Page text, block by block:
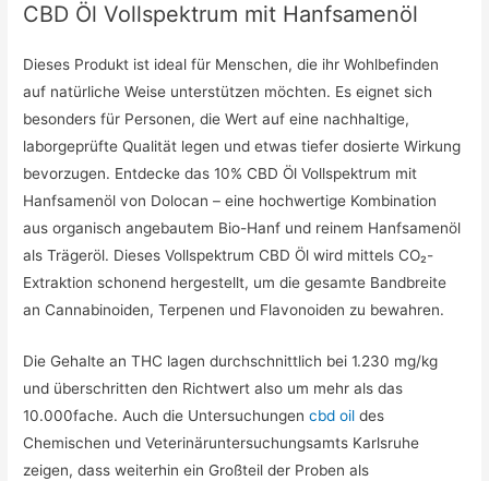
CBD Öl Vollspektrum mit Hanfsamenöl
Dieses Produkt ist ideal für Menschen, die ihr Wohlbefinden
auf natürliche Weise unterstützen möchten. Es eignet sich
besonders für Personen, die Wert auf eine nachhaltige,
laborgeprüfte Qualität legen und etwas tiefer dosierte Wirkung
bevorzugen. Entdecke das 10% CBD Öl Vollspektrum mit
Hanfsamenöl von Dolocan – eine hochwertige Kombination
aus organisch angebautem Bio-Hanf und reinem Hanfsamenöl
als Trägeröl. Dieses Vollspektrum CBD Öl wird mittels CO₂-
Extraktion schonend hergestellt, um die gesamte Bandbreite
an Cannabinoiden, Terpenen und Flavonoiden zu bewahren.
Die Gehalte an THC lagen durchschnittlich bei 1.230 mg/kg
und überschritten den Richtwert also um mehr als das
10.000fache. Auch die Untersuchungencbd oil des
Chemischen und Veterinäruntersuchungsamts Karlsruhe
zeigen, dass weiterhin ein Großteil der Proben als